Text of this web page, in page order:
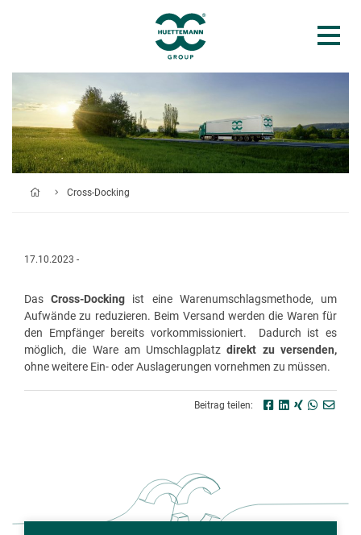
Cross-Docking
17.10.2023 -
DasCross-Docking ist eine Warenumschlagsmethode, um
Aufwände zu reduzieren. Beim Versand werden die Waren für
den Empfänger bereits vorkommissioniert. Dadurch ist es
möglich, die Ware am Umschlagplatzdirekt zu versenden,
ohne weitere Ein- oder Auslagerungen vornehmen zu müssen.
Beitrag teilen: